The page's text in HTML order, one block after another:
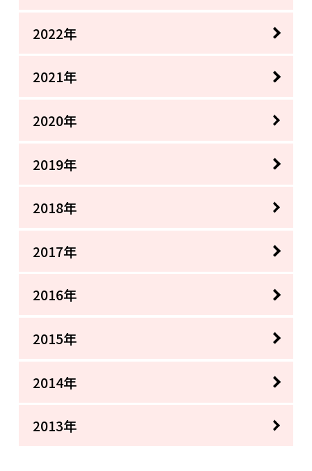
2022年
2021年
2020年
2019年
2018年
2017年
2016年
2015年
2014年
2013年